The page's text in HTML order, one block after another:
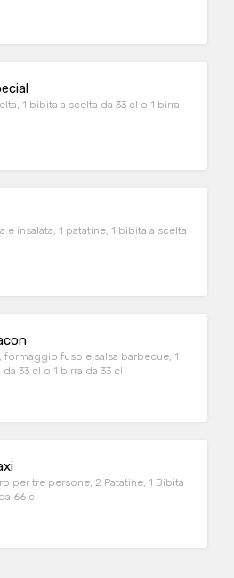
1 bibita a scelta da 33 cl o 1 birra
insalata, 1 patatine, 1 bibita a scelta
fuso e salsa barbecue, 1
33 cl o 1 birra da 33 cl
per tre persone, 2 Patatine, 1 Bibita
66 cl